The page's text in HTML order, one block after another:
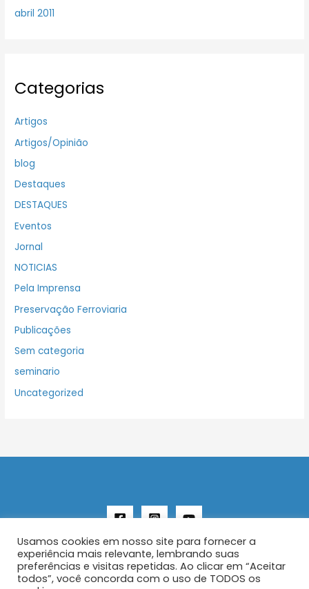
abril 2011
Categorias
Artigos
Artigos/Opinião
blog
Destaques
DESTAQUES
Eventos
Jornal
NOTICIAS
Pela Imprensa
Preservação Ferroviaria
Publicações
Sem categoria
seminario
Uncategorized
Copyright © 2026 AENFER
Usamos cookies em nosso site para fornecer a
experiência mais relevante, lembrando suas
preferências e visitas repetidas. Ao clicar em “Aceitar
todos”, você concorda com o uso de TODOS os